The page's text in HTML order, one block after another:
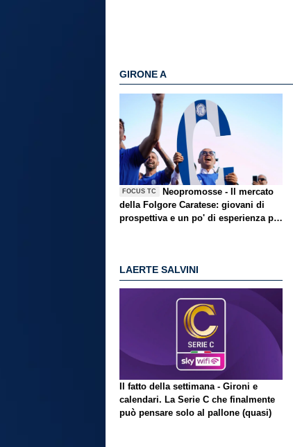
GIRONE A
FOCUS TC
Neopromosse - Il mercato
della Folgore Caratese: giovani di
prospettiva e un po' di esperienza per
LAERTE SALVINI
Il fatto della settimana - Gironi e
calendari. La Serie C che finalmente
può pensare solo al pallone (quasi)